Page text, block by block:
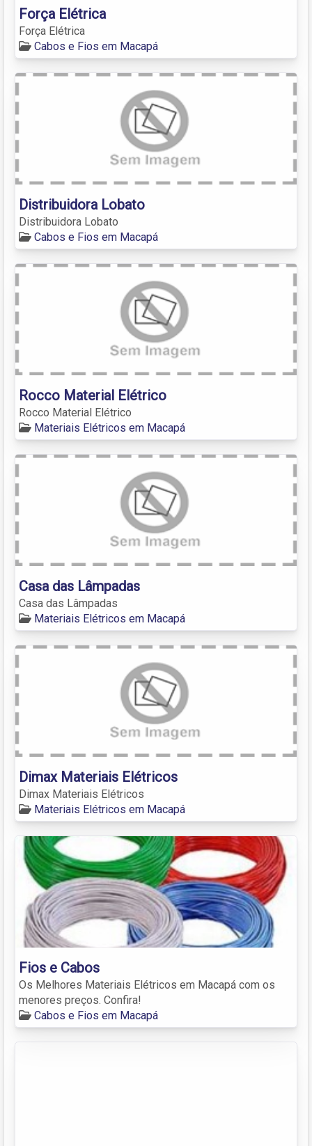
Força Elétrica
Força Elétrica
Cabos e Fios em Macapá
Distribuidora Lobato
Distribuidora Lobato
Cabos e Fios em Macapá
Rocco Material Elétrico
Rocco Material Elétrico
Materiais Elétricos em Macapá
Casa das Lâmpadas
Casa das Lâmpadas
Materiais Elétricos em Macapá
Dimax Materiais Elétricos
Dimax Materiais Elétricos
Materiais Elétricos em Macapá
Fios e Cabos
Os Melhores Materiais Elétricos em Macapá com os
menores preços. Confira!
Cabos e Fios em Macapá